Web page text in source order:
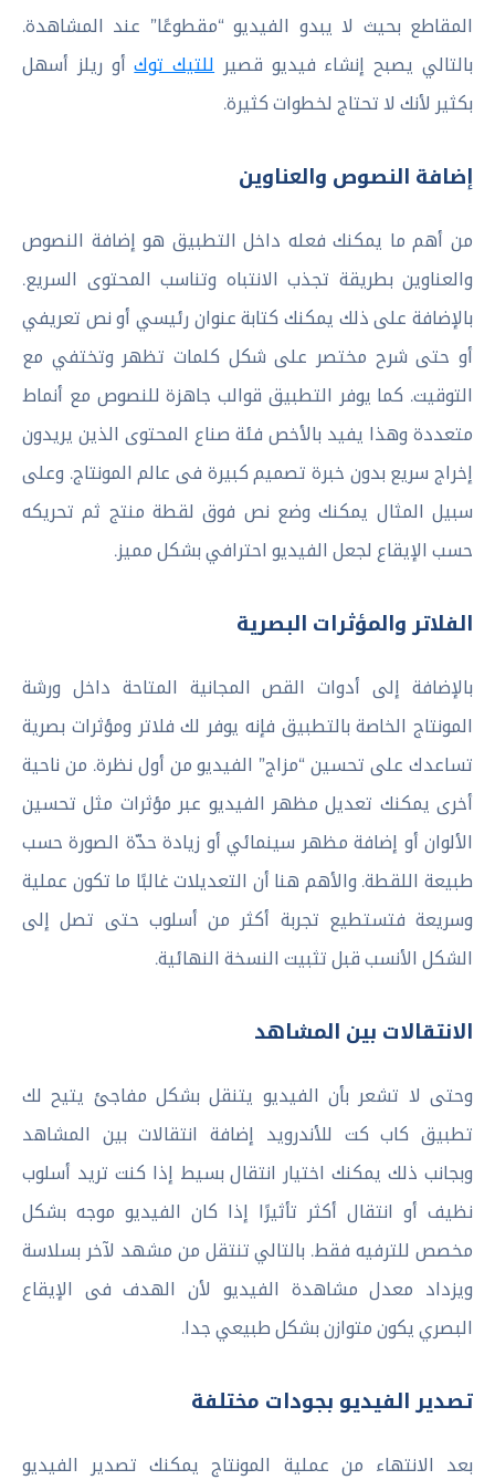
المقاطع بحيث لا يبدو الفيديو “مقطوعًا” عند المشاهدة.
بالتالي يصبح إنشاء فيديو قصير للتيك توكأو ريلز أسهل
بكثير لأنك لا تحتاج لخطوات كثيرة.
إضافة النصوص والعناوين
من أهم ما يمكنك فعله داخل التطبيق هو إضافة النصوص
والعناوين بطريقة تجذب الانتباه وتناسب المحتوى السريع.
بالإضافة على ذلك يمكنك كتابة عنوان رئيسي أو نص تعريفي
أو حتى شرح مختصر على شكل كلمات تظهر وتختفي مع
التوقيت. كما يوفر التطبيق قوالب جاهزة للنصوص مع أنماط
متعددة وهذا يفيد بالأخص فئة صناع المحتوى الذين يريدون
إخراج سريع بدون خبرة تصميم كبيرة فى عالم المونتاج. وعلى
سبيل المثال يمكنك وضع نص فوق لقطة منتج ثم تحريكه
حسب الإيقاع لجعل الفيديو احترافي بشكل مميز.
الفلاتر والمؤثرات البصرية
بالإضافة إلى أدوات القص المجانية المتاحة داخل ورشة
المونتاج الخاصة بالتطبيق فإنه يوفر لك فلاتر ومؤثرات بصرية
تساعدك على تحسين “مزاج” الفيديو من أول نظرة. من ناحية
أخرى يمكنك تعديل مظهر الفيديو عبر مؤثرات مثل تحسين
الألوان أو إضافة مظهر سينمائي أو زيادة حدّة الصورة حسب
طبيعة اللقطة. والأهم هنا أن التعديلات غالبًا ما تكون عملية
وسريعة فتستطيع تجربة أكثر من أسلوب حتى تصل إلى
الشكل الأنسب قبل تثبيت النسخة النهائية.
الانتقالات بين المشاهد
وحتى لا تشعر بأن الفيديو يتنقل بشكل مفاجئ يتيح لك
تطبيق كاب كت للأندرويد إضافة انتقالات بين المشاهد
وبجانب ذلك يمكنك اختيار انتقال بسيط إذا كنت تريد أسلوب
نظيف أو انتقال أكثر تأثيرًا إذا كان الفيديو موجه بشكل
مخصص للترفيه فقط. بالتالي تنتقل من مشهد لآخر بسلاسة
ويزداد معدل مشاهدة الفيديو لأن الهدف فى الإيقاع
البصري يكون متوازن بشكل طبيعي جدا.
تصدير الفيديو بجودات مختلفة
بعد الانتهاء من عملية المونتاج يمكنك تصدير الفيديو